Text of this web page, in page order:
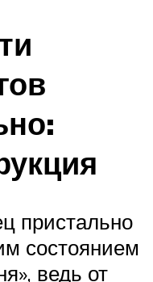
пристально
состоянием
ведь от